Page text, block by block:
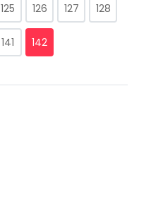
125 126 127 128
141 142